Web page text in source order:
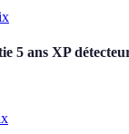
5 ans XP